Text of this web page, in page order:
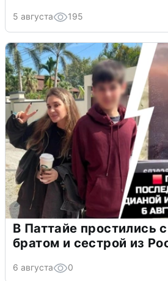
5 августа 195
В Паттайе простились
братом и сестрой из
6 августа 0